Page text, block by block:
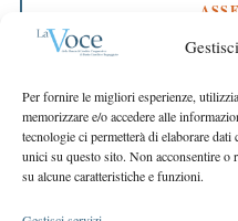
Per fornire le migliori esperienze,
memorizzare e/o accedere alle
tecnologie ci permetterà di elaborare
unici su questo sito. Non acconsentire
su alcune caratteristiche e funzioni.
Bilancio approvato
Crescere
Costruire